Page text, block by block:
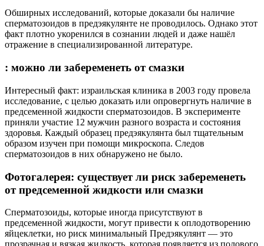
Обширных исследований, которые доказали бы наличие
сперматозоидов в предэякулянте не проводилось. Однако этот
факт плотно укоренился в сознании людей и даже нашёл
отражение в специализированной литературе.
: можно ли забеременеть от смазки
Интересный факт: израильская клиника в 2003 году провела
исследование, с целью доказать или опровергнуть наличие в
предсеменной жидкости сперматозоидов. В эксперименте
приняли участие 12 мужчин разного возраста и состояния
здоровья. Каждый образец предэякулянта был тщательным
образом изучен при помощи микроскопа. Следов
сперматозоидов в них обнаружено не было.
Фотогалерея: существует ли риск забеременеть
от предсеменной жидкости или смазки
Сперматозоиды, которые иногда присутствуют в
предсеменной жидкости, могут привести к оплодотворению
яйцеклетки, но риск минимальный Предэякулянт — это